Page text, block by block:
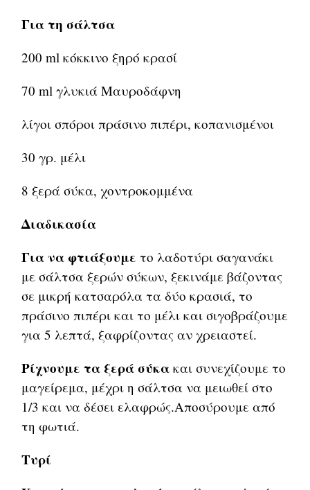
Για τη σάλτσα
200 ml κόκκινο ξηρό κρασί
70 ml γλυκιά Μαυροδάφνη
λίγοι σπόροι πράσινο πιπέρι, κοπανισμένοι
30 γρ. μέλι
8 ξερά σύκα, χοντροκομμένα
Διαδικασία
Για να φτιάξουμε το λαδοτύρι σαγανάκι
με σάλτσα ξερών σύκων, ξεκινάμε βάζοντας
σε μικρή κατσαρόλα τα δύο κρασιά, το
πράσινο πιπέρι και το μέλι και σιγοβράζουμε
για 5 λεπτά, ξαφρίζοντας αν χρειαστεί.
Ρίχνουμε τα ξερά σύκα και συνεχίζουμε το
μαγείρεμα, μέχρι η σάλτσα να μειωθεί στο
1/3 και να δέσει ελαφρώς.Αποσύρουμε από
τη φωτιά.
Τυρί